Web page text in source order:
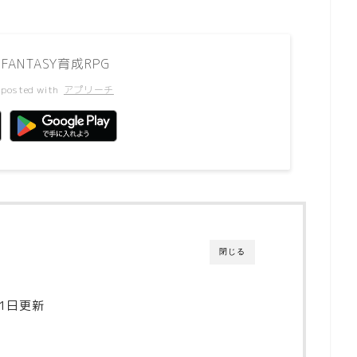
育成RPG
posted with アプリーチ
閉じる
日更新